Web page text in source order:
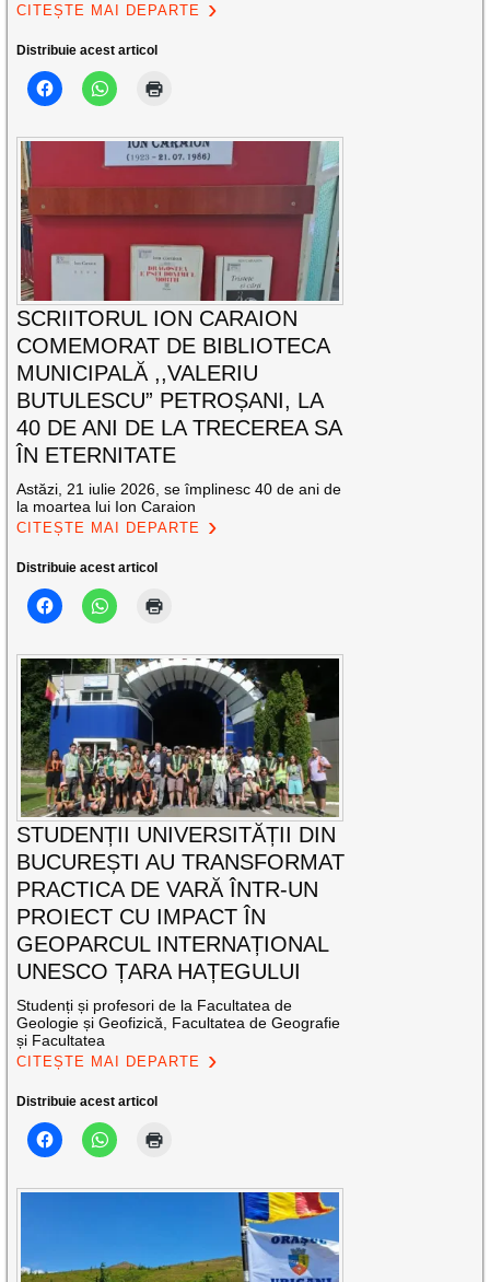
CITEȘTE MAI DEPARTE
Distribuie acest articol
SCRIITORUL ION CARAION
COMEMORAT DE BIBLIOTECA
MUNICIPALĂ ,,VALERIU
BUTULESCU” PETROȘANI, LA
40 DE ANI DE LA TRECEREA SA
ÎN ETERNITATE
Astăzi, 21 iulie 2026, se împlinesc 40 de ani de
la moartea lui Ion Caraion
CITEȘTE MAI DEPARTE
Distribuie acest articol
STUDENȚII UNIVERSITĂȚII DIN
BUCUREȘTI AU TRANSFORMAT
PRACTICA DE VARĂ ÎNTR-UN
PROIECT CU IMPACT ÎN
GEOPARCUL INTERNAȚIONAL
UNESCO ȚARA HAȚEGULUI
Studenți și profesori de la Facultatea de
Geologie și Geofizică, Facultatea de Geografie
și Facultatea
CITEȘTE MAI DEPARTE
Distribuie acest articol